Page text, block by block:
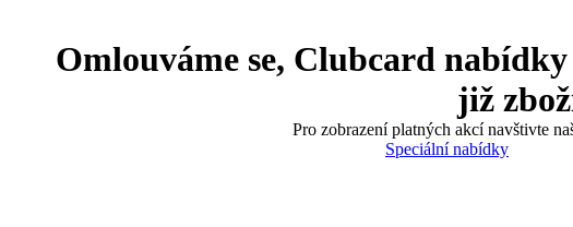
Omlouváme se, Clubcard
již
Pro zobrazení platných akcí navštivte
Speciální nabídky